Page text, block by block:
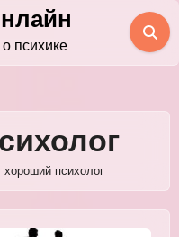
психике
хороший психолог